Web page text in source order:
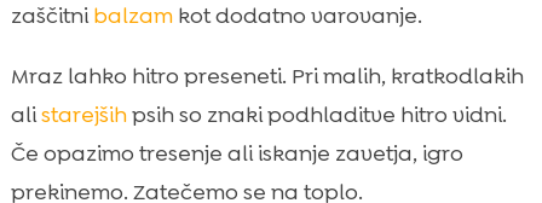
zaščitnibalzamkot dodatno varovanje.
Mraz lahko hitro preseneti. Pri malih, kratkodlakih
alistarejšihpsih so znaki podhladitve hitro vidni.
Če opazimo tresenje ali iskanje zavetja, igro
prekinemo. Zatečemo se na toplo.